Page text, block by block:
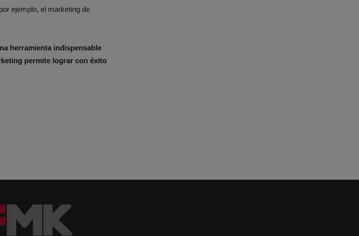
ejemplo, el marketing de
herramienta indispensable
permite lograr con éxito